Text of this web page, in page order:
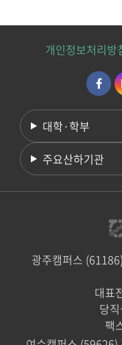
개인정보처리방
대학·학부
주요산하기관
광주캠퍼스
대표
당
팩